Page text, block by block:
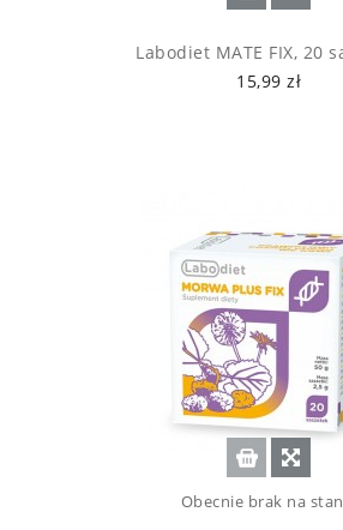
Labodiet MATE FIX, 20
15,99 zł
Obecnie brak na